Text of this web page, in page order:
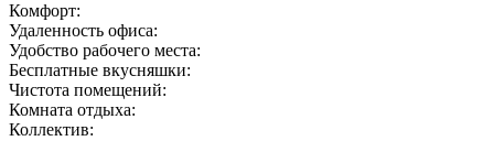
Комфорт:
Удаленность офиса:
Удобство рабочего места:
Бесплатные вкусняшки:
Чистота помещений:
Комната отдыха:
Коллектив: